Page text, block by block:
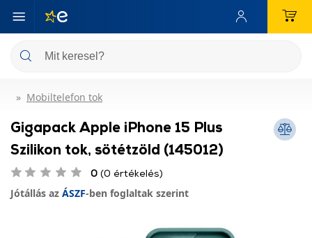
Mobiltelefon tok
Gigapack Apple iPhone 15 Plus
Szilikon tok, sötétzöld (145012)
0 (0 értékelés)
Jótállás az ÁSZF-ben foglaltak szerint